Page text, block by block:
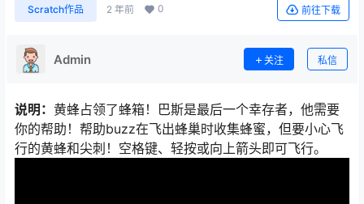
Scratch作品 2 年前 0 前往下载
Admin 关注 私信
说明： 黄蜂占领了蜂箱！巴斯是最后一个幸存者，他需要
你的帮助！帮助buzz在飞出蜂巢时收集蜂蜜，但要小心飞
行的黄蜂和尖刺！空格键、轻按或向上箭头即可飞行。